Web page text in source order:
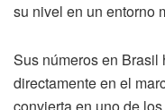
su nivel en un entorno
Sus números en Brasil
directamente en el